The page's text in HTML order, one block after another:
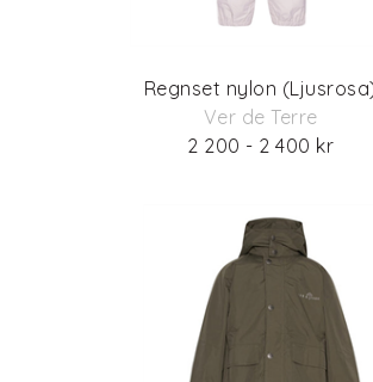
Regnset nylon
Ver de Terre
2 200 - 2 400 kr